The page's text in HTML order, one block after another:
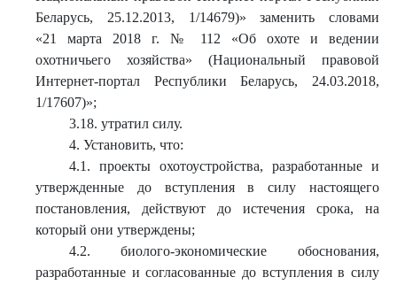
Беларусь, 25.12.2013, 1/14679)» заменить словами
«21 марта 2018 г. № 112 «Об охоте и ведении
охотничьего хозяйства» (Национальный правовой
Интернет-портал Республики Беларусь, 24.03.2018,
1/17607)»;
3.18. утратил силу.
4. Установить, что:
4.1. проекты охотоустройства, разработанные и
утвержденные до вступления в силу настоящего
постановления, действуют до истечения срока, на
который они утверждены;
4.2. биолого-экономические обоснования,
разработанные и согласованные до вступления в силу